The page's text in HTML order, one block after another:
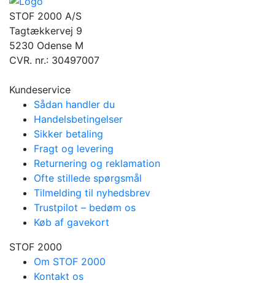
STOF 2000 A/S
Tagtækkervej 9
5230 Odense M
CVR. nr.: 30497007
Kundeservice
Sådan handler du
Handelsbetingelser
Sikker betaling
Fragt og levering
Returnering og reklamation
Ofte stillede spørgsmål
Tilmelding til nyhedsbrev
Trustpilot – bedøm os
Køb af gavekort
STOF 2000
Om STOF 2000
Kontakt os